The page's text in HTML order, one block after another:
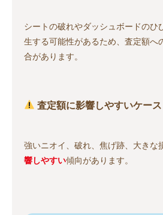
シートの破れやダッシュボードのひ
生する可能性があるため、査定額へ
合があります。
査定額に影響しやすいケース
強いニオイ、破れ、焦げ跡、大きな
響しやすい傾向があります。